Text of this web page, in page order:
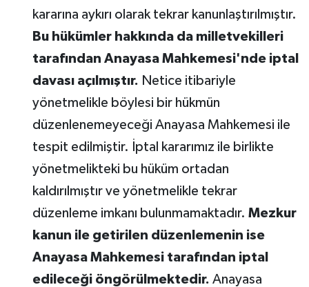
kararına aykırı olarak tekrar kanunlaştırılmıştır.
Bu hükümler hakkında da milletvekilleri
tarafından Anayasa Mahkemesi'nde iptal
davası açılmıştır. Netice itibariyle
yönetmelikle böylesi bir hükmün
düzenlenemeyeceği Anayasa Mahkemesi ile
tespit edilmiştir. İptal kararımız ile birlikte
yönetmelikteki bu hüküm ortadan
kaldırılmıştır ve yönetmelikle tekrar
düzenleme imkanı bulunmamaktadır. Mezkur
kanun ile getirilen düzenlemenin ise
Anayasa Mahkemesi tarafından iptal
edileceği öngörülmektedir. Anayasa